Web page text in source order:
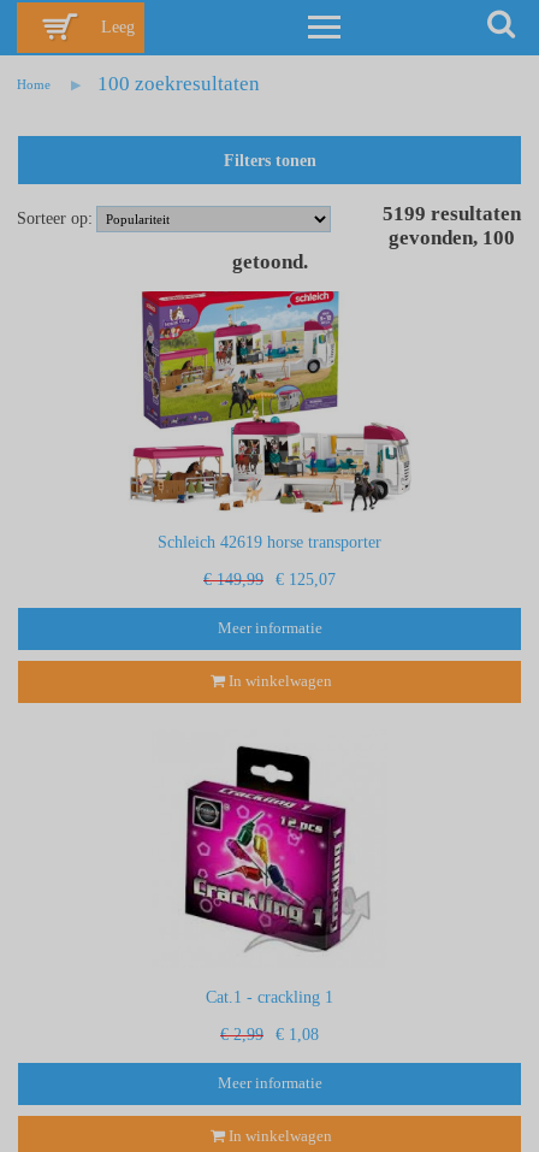
Leeg
Home 100 zoekresultaten
Filters tonen
Sorteer op: 5199 resultaten
gevonden, 100
getoond.
Schleich 42619 horse transporter
€ 149,99 € 125,07
Meer informatie
In winkelwagen
Cat.1 - crackling 1
€ 2,99 € 1,08
Meer informatie
In winkelwagen